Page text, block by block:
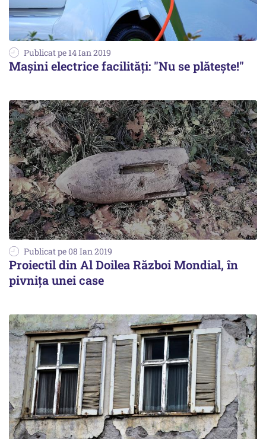
Publicat pe 14 Ian 2019
Mașini electrice facilități: "Nu se plătește!"
Publicat pe 08 Ian 2019
Proiectil din Al Doilea Război Mondial, în
pivniţa unei case